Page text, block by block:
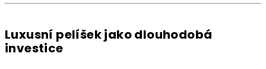
Luxusní pelíšek jako dlouhodobá
investice